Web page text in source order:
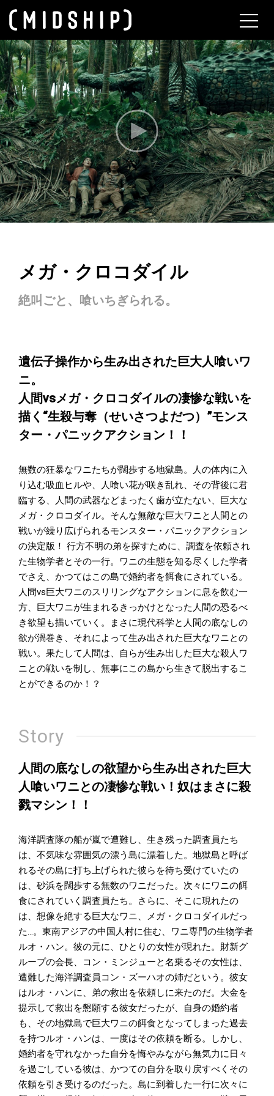
メガ・クロコダイル
絶叫ごと、喰いちぎられる。
遺伝子操作から生み出された巨大人喰いワ
ニ。
人間vsメガ・クロコダイルの凄惨な戦いを
描く“生殺与奪（せいさつよだつ）”モンス
ター・パニックアクション！！
無数の狂暴なワニたちが闊歩する地獄島。人の体内に入
り込む吸血ヒルや、人喰い花が咲き乱れ、その背後に君
臨する、人間の武器などまったく歯が立たない、巨大な
メガ・クロコダイル。そんな無敵な巨大ワニと人間との
戦いが繰り広げられるモンスター・パニックアクション
の決定版！ 行方不明の弟を探すために、調査を依頼され
た生物学者とその一行。ワニの生態を知る尽くした学者
でさえ、かつてはこの島で婚約者を餌食にされている。
人間vs巨大ワニのスリリングなアクションに息を飲む一
方、巨大ワニが生まれるきっかけとなった人間の恐るべ
き欲望も描いていく。まさに現代科学と人間の底なしの
欲が渦巻き、それによって生み出された巨大なワニとの
戦い。果たして人間は、自らが生み出した巨大な殺人ワ
ニとの戦いを制し、無事にこの島から生きて脱出するこ
とができるのか！？
Story
人間の底なしの欲望から生み出された巨大
人喰いワニとの凄惨な戦い！奴はまさに殺
戮マシン！！
海洋調査隊の船が嵐で遭難し、生き残った調査員たち
は、不気味な雰囲気の漂う島に漂着した。地獄島と呼ば
れるその島に打ち上げられた彼らを待ち受けていたの
は、砂浜を闊歩する無数のワニだった。次々にワニの餌
食にされていく調査員たち。さらに、そこに現れたの
は、想像を絶する巨大なワニ、メガ・クロコダイルだっ
た…。東南アジアの中国人村に住む、ワニ専門の生物学者
ルオ・ハン。彼の元に、ひとりの女性が現れた。財新グ
ループの会長、コン・ミンジューと名乗るその女性は、
遭難した海洋調査員コン・ズーハオの姉だという。彼女
はルオ・ハンに、弟の救出を依頼しに来たのだ。大金を
提示して救出を懇願する彼女だったが、自身の婚約者
も、その地獄島で巨大ワニの餌食となってしまった過去
を持つルオ・ハンは、一度はその依頼を断る。しかし、
婚約者を守れなかった自分を悔やみながら無気力に日々
を過ごしている彼は、かつての自分を取り戻すべくその
依頼を引き受けるのだった。島に到着した一行に次々に
About